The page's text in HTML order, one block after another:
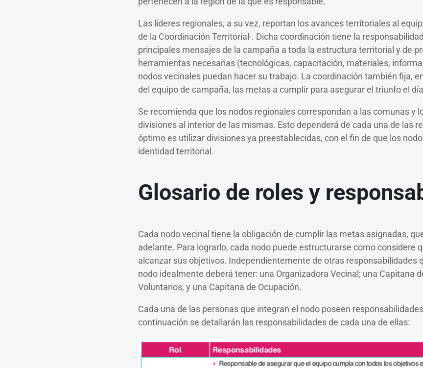
Las líderes regionales, a su vez, reportan los avances territoriales al
de la Coordinación Territorial-. Dicha coordinación tiene la
principales mensajes de la campaña a toda la estructura territorial y de
herramientas necesarias (tecnológicas, capacitación, materiales,
nodos vecinales puedan hacer su trabajo. La coordinación también fija,
del equipo de campaña, las metas a cumplir para asegurar el triunfo el
Se recomienda que los nodos regionales correspondan a las comunas y
divisiones al interior de las mismas. Esto dependerá de cada una de las
óptimo es utilizar divisiones ya preestablecidas, con el fin de que los
identidad territorial.
Glosario de roles y
Cada nodo vecinal tiene la obligación de cumplir las metas asignadas,
adelante. Para lograrlo, cada nodo puede estructurarse como considere
alcanzar sus objetivos. Independientemente de otras responsabilidades
nodo idealmente deberá tener: una Organizadora Vecinal; una Capitana
Voluntarios, y una Capitana de Ocupación.
Cada una de las personas que integran el nodo poseen
continuación se detallarán las responsabilidades de cada una de ellas: